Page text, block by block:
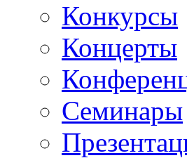
Конкурсы
Концерты
Семинары